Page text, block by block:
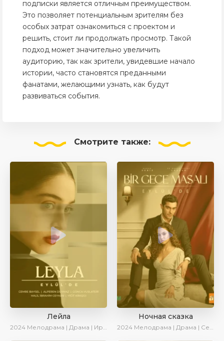
подписки является отличным преимуществом.
Это позволяет потенциальным зрителям без
особых затрат ознакомиться с проектом и
решить, стоит ли продолжать просмотр. Такой
подход может значительно увеличить
аудиторию, так как зрители, увидевшие начало
истории, часто становятся преданными
фанатами, желающими узнать, как будут
развиваться события.
Смотрите также:
Лейла
2024 Мелодрама | Драма | Ирина Котова | AveTurk | AlisaDirilis | Сериалы 2024
Ночная сказка
2024 Мелодрама | Драма | Сериалы 2024